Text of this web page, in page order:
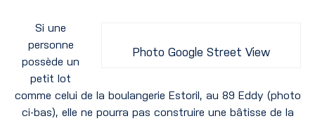
Photo Google Street View
Si une
personne
possède un
petit lot
comme celui de la boulangerie Estoril, au 89 Eddy (photo
ci-bas), elle ne pourra pas construire une bâtisse de la